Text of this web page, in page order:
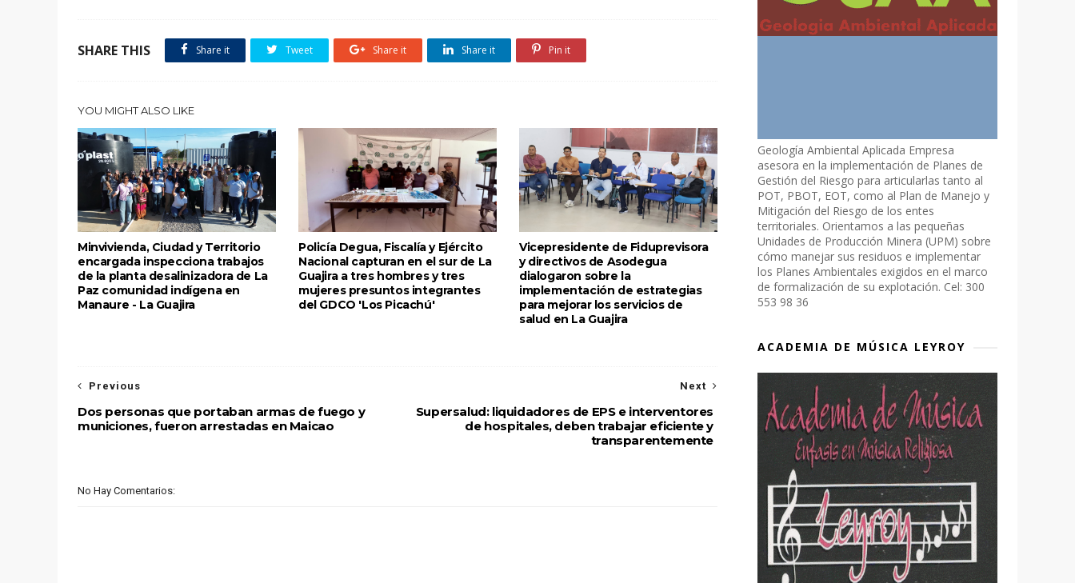
SHARE THIS Share it Tweet Share it Share it Pin it
YOU MIGHT ALSO LIKE
Minvivienda, Ciudad y Territorio
encargada inspecciona trabajos
de la planta desalinizadora de La
Paz comunidad indígena en
Manaure - La Guajira
Policía Degua, Fiscalía y Ejército
Nacional capturan en el sur de La
Guajira a tres hombres y tres
mujeres presuntos integrantes
del GDCO 'Los Picachú'
Vicepresidente de Fiduprevisora
y directivos de Asodegua
dialogaron sobre la
implementación de estrategias
para mejorar los servicios de
salud en La Guajira
Next
Supersalud: liquidadores de EPS e interventores
de hospitales, deben trabajar eficiente y
transparentemente
Previous
Dos personas que portaban armas de fuego y
municiones, fueron arrestadas en Maicao
No Hay Comentarios:
Geología Ambiental Aplicada Empresa
asesora en la implementación de Planes de
Gestión del Riesgo para articularlas tanto al
POT, PBOT, EOT, como al Plan de Manejo y
Mitigación del Riesgo de los entes
territoriales. Orientamos a las pequeñas
Unidades de Producción Minera (UPM) sobre
cómo manejar sus residuos e implementar
los Planes Ambientales exigidos en el marco
de formalización de su explotación. Cel: 300
553 98 36
ACADEMIA DE MÚSICA LEYROY